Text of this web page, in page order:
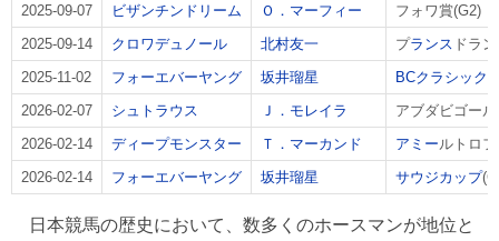
2025-09-07
ビザンチンドリーム Ｏ．マーフィー
フォワ賞(G2)
2025-09-14
クロワデュノール 北村友一 プランス ドラ
2025-11-02
フォーエバーヤング 坂井瑠星 BCクラシック
2026-02-07
シュトラウス Ｊ．モレイラ
アブダビゴー
2026-02-14
ディープモンスター Ｔ．マーカンド アミー ルトロ
2026-02-14
フォーエバーヤング 坂井瑠星 サウジカップ
日本競馬の歴史において、数多くのホースマンが地位と